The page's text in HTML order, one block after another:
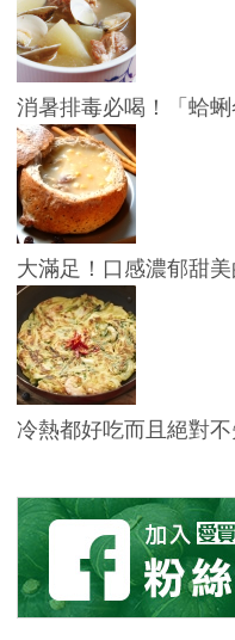
消暑排毒必喝！「蛤
大滿足！口感濃郁甜
冷熱都好吃而且絕對